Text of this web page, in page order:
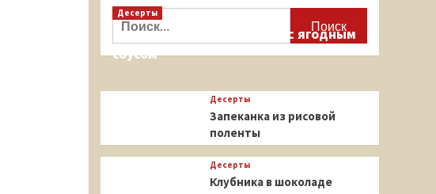
Найти:
Десерты
Кекс на миндальной муке с ягодным
соусом
Десерты
Запеканка из рисовой
поленты
Десерты
Клубника в шоколаде